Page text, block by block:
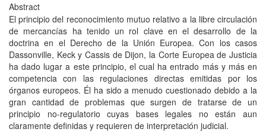
Abstract
El principio del reconocimiento mutuo relativo a la libre circulación
de mercancías ha tenido un rol clave en el desarrollo de la
doctrina en el Derecho de la Unión Europea. Con los casos
Dassonville, Keck y Cassis de Dijon, la Corte Europea de Justicia
ha dado lugar a este principio, el cual ha entrado más y más en
competencia con las regulaciones directas emitidas por los
órganos europeos. Él ha sido a menudo cuestionado debido a la
gran cantidad de problemas que surgen de tratarse de un
principio no-regulatorio cuyas bases legales no están aun
claramente definidas y requieren de interpretación judicial.